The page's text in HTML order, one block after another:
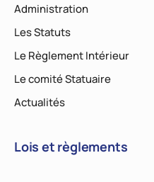
Administration
Les Statuts
Le Règlement Intérieur
Le comité Statuaire
Actualités
Lois et règlements